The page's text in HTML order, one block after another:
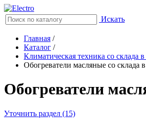
Искать
Главная /
Каталог /
Климатическая техника со склада
Обогреватели масляные со склада
Обогреватели
Уточнить раздел (15)